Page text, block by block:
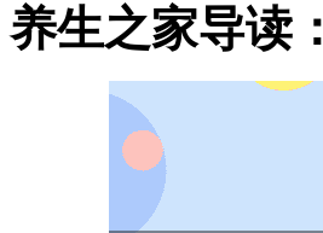
养生之家导读：